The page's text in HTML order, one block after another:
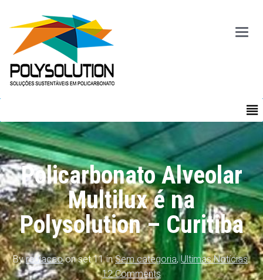
Main
Policarbonato Alveolar
Multilux é na
Polysolution – Curitiba
Byradiacaoon set 11 inSem categoria, Ultimas Notícias.
12 Comments